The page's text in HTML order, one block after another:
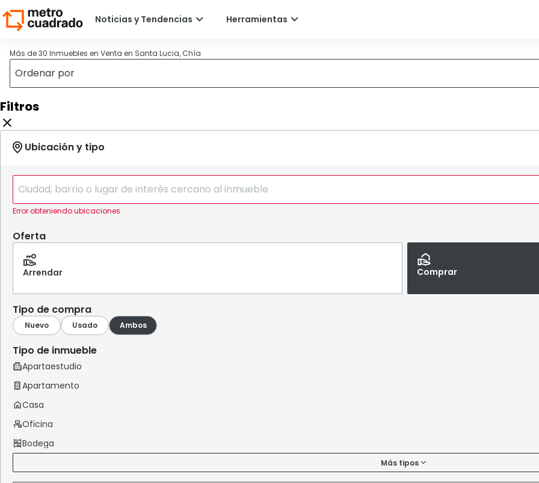
Más de 30 Inmuebles en Venta en Santa Lucia, Chía
Filtros
Error obteniendo ubicaciones
Oferta
Arrendar Comprar
Tipo de compra
Tipo de inmueble
Más tipos